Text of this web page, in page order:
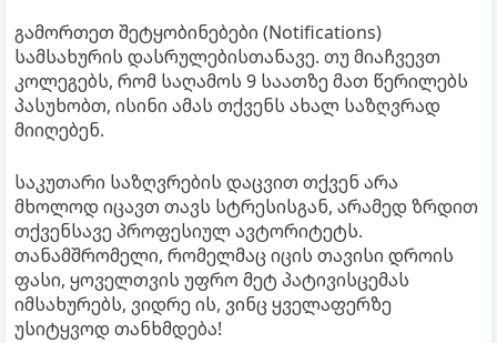
გამორთეთ შეტყობინებები (Notifications)
სამსახურის დასრულებისთანავე. თუ მიაჩვევთ
კოლეგებს, რომ საღამოს 9 საათზე მათ წერილებს
პასუხობთ, ისინი ამას თქვენს ახალ საზღვრად
მიიღებენ.
საკუთარი საზღვრების დაცვით თქვენ არა
მხოლოდ იცავთ თავს სტრესისგან, არამედ ზრდით
თქვენსავე პროფესიულ ავტორიტეტს.
თანამშრომელი, რომელმაც იცის თავისი დროის
ფასი, ყოველთვის უფრო მეტ პატივისცემას
იმსახურებს, ვიდრე ის, ვინც ყველაფერზე
უსიტყვოდ თანხმდება!